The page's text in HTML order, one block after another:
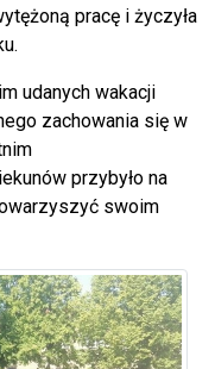
pracę i życzyła
udanych wakacji
zachowania się w
przybyło na
swoim